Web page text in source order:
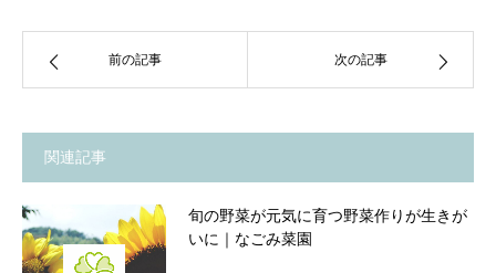
前の記事 次の記事
関連記事
旬の野菜が元気に育つ野菜作りが生きが
いに｜なごみ菜園